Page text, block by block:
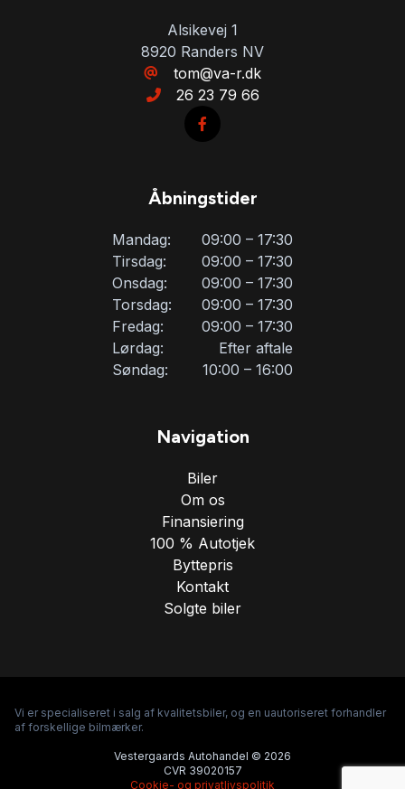
Alsikevej 1
8920 Randers NV
tom@va-r.dk
26 23 79 66
Åbningstider
Mandag:
09:00 – 17:30
Tirsdag:
09:00 – 17:30
Onsdag:
09:00 – 17:30
Torsdag:
09:00 – 17:30
Fredag:
09:00 – 17:30
Lørdag:
Efter aftale
Søndag:
10:00 – 16:00
Navigation
Biler
Om os
Finansiering
100 % Autotjek
Byttepris
Kontakt
Solgte biler
Vi er specialiseret i salg af kvalitetsbiler, og en uautoriseret forhandler
af forskellige bilmærker.
Vestergaards Autohandel © 2026
CVR 39020157
Cookie- og privatlivspolitik